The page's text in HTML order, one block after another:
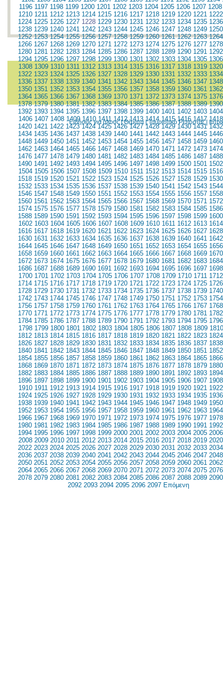
1196 1197 1198 1199 1200 1201 1202 1203 1204 1205 1206 1207 1208
1210 1211 1212 1213 1214 1215 1216 1217 1218 1219 1220 1221 1222
1224 1225 1226 1227 1228 1229 1230 1231 1232 1233 1234 1235 1236
1238 1239 1240 1241 1242 1243 1244 1245 1246 1247 1248 1249 1250
1252 1253 1254 1255 1256 1257 1258 1259 1260 1261 1262 1263 1264
1266 1267 1268 1269 1270 1271 1272 1273 1274 1275 1276 1277 1278
1280 1281 1282 1283 1284 1285 1286 1287 1288 1289 1290 1291 1292
1294 1295 1296 1297 1298 1299 1300 1301 1302 1303 1304 1305 1306
1308 1309 1310 1311 1312 1313 1314 1315 1316 1317 1318 1319 1320
1322 1323 1324 1325 1326 1327 1328 1329 1330 1331 1332 1333 1334
1336 1337 1338 1339 1340 1341 1342 1343 1344 1345 1346 1347 1348
1350 1351 1352 1353 1354 1355 1356 1357 1358 1359 1360 1361 1362
1364 1365 1366 1367 1368 1369 1370 1371 1372 1373 1374 1375 1376
1378 1379 1380 1381 1382 1383 1384 1385 1386 1387 1388 1389 1390
1392 1393 1394 1395 1396 1397 1398 1399 1400 1401 1402 1403 1404
1406 1407 1408 1409 1410 1411 1412 1413 1414 1415 1416 1417 1418
1420 1421 1422 1423 1424 1425 1426 1427 1428 1429 1430 1431 1432
1434 1435 1436 1437 1438 1439 1440 1441 1442 1443 1444 1445 1446
1448 1449 1450 1451 1452 1453 1454 1455 1456 1457 1458 1459 1460
1462 1463 1464 1465 1466 1467 1468 1469 1470 1471 1472 1473 1474
1476 1477 1478 1479 1480 1481 1482 1483 1484 1485 1486 1487 1488
1490 1491 1492 1493 1494 1495 1496 1497 1498 1499 1500 1501 1502
1504 1505 1506 1507 1508 1509 1510 1511 1512 1513 1514 1515 1516
1518 1519 1520 1521 1522 1523 1524 1525 1526 1527 1528 1529 1530
1532 1533 1534 1535 1536 1537 1538 1539 1540 1541 1542 1543 1544
1546 1547 1548 1549 1550 1551 1552 1553 1554 1555 1556 1557 1558
1560 1561 1562 1563 1564 1565 1566 1567 1568 1569 1570 1571 1572
1574 1575 1576 1577 1578 1579 1580 1581 1582 1583 1584 1585 1586
1588 1589 1590 1591 1592 1593 1594 1595 1596 1597 1598 1599 1600
1602 1603 1604 1605 1606 1607 1608 1609 1610 1611 1612 1613 1614
1616 1617 1618 1619 1620 1621 1622 1623 1624 1625 1626 1627 1628
1630 1631 1632 1633 1634 1635 1636 1637 1638 1639 1640 1641 1642
1644 1645 1646 1647 1648 1649 1650 1651 1652 1653 1654 1655 1656
1658 1659 1660 1661 1662 1663 1664 1665 1666 1667 1668 1669 1670
1672 1673 1674 1675 1676 1677 1678 1679 1680 1681 1682 1683 1684
1686 1687 1688 1689 1690 1691 1692 1693 1694 1695 1696 1697 1698
1700 1701 1702 1703 1704 1705 1706 1707 1708 1709 1710 1711 1712
1714 1715 1716 1717 1718 1719 1720 1721 1722 1723 1724 1725 1726
1728 1729 1730 1731 1732 1733 1734 1735 1736 1737 1738 1739 1740
1742 1743 1744 1745 1746 1747 1748 1749 1750 1751 1752 1753 1754
1756 1757 1758 1759 1760 1761 1762 1763 1764 1765 1766 1767 1768
1770 1771 1772 1773 1774 1775 1776 1777 1778 1779 1780 1781 1782
1784 1785 1786 1787 1788 1789 1790 1791 1792 1793 1794 1795 1796
1798 1799 1800 1801 1802 1803 1804 1805 1806 1807 1808 1809 1810
1812 1813 1814 1815 1816 1817 1818 1819 1820 1821 1822 1823 1824
1826 1827 1828 1829 1830 1831 1832 1833 1834 1835 1836 1837 1838
1840 1841 1842 1843 1844 1845 1846 1847 1848 1849 1850 1851 1852
1854 1855 1856 1857 1858 1859 1860 1861 1862 1863 1864 1865 1866
1868 1869 1870 1871 1872 1873 1874 1875 1876 1877 1878 1879 1880
1882 1883 1884 1885 1886 1887 1888 1889 1890 1891 1892 1893 1894
1896 1897 1898 1899 1900 1901 1902 1903 1904 1905 1906 1907 1908
1910 1911 1912 1913 1914 1915 1916 1917 1918 1919 1920 1921 1922
1924 1925 1926 1927 1928 1929 1930 1931 1932 1933 1934 1935 1936
1938 1939 1940 1941 1942 1943 1944 1945 1946 1947 1948 1949 1950
1952 1953 1954 1955 1956 1957 1958 1959 1960 1961 1962 1963 1964
1966 1967 1968 1969 1970 1971 1972 1973 1974 1975 1976 1977 1978
1980 1981 1982 1983 1984 1985 1986 1987 1988 1989 1990 1991 1992
1994 1995 1996 1997 1998 1999 2000 2001 2002 2003 2004 2005 2006
2008 2009 2010 2011 2012 2013 2014 2015 2016 2017 2018 2019 2020
2022 2023 2024 2025 2026 2027 2028 2029 2030 2031 2032 2033 2034
2036 2037 2038 2039 2040 2041 2042 2043 2044 2045 2046 2047 2048
2050 2051 2052 2053 2054 2055 2056 2057 2058 2059 2060 2061 2062
2064 2065 2066 2067 2068 2069 2070 2071 2072 2073 2074 2075 2076
2078 2079 2080 2081 2082 2083 2084 2085 2086 2087 2088 2089 2090
2092 2093 2094 2095 2096 2097 Επόμενη
Ειδήσεις για όλους|Θέματα|Τουριστικό Ρεπορτάζ|